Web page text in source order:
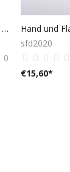
FF-SAMMLERSTÜCK Bedford Bj 1940
0
sfd2020
€15,60*